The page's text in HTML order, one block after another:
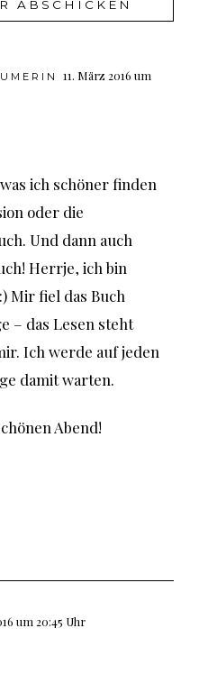
11. März 2016 um
ich schöner finden
oder die
Und dann auch
Herrje, ich bin
Mir fiel das Buch
– das Lesen steht
Ich werde auf jeden
damit warten.
Abend!
um 20:45 Uhr